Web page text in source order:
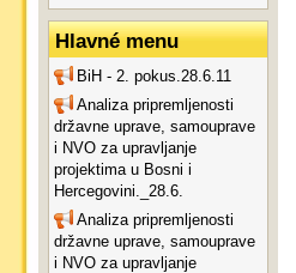
Hlavné menu
BiH - 2. pokus.28.6.11
Analiza pripremljenosti
državne uprave, samouprave
i NVO za upravljanje
projektima u Bosni i
Hercegovini._28.6.
Analiza pripremljenosti
državne uprave, samouprave
i NVO za upravljanje